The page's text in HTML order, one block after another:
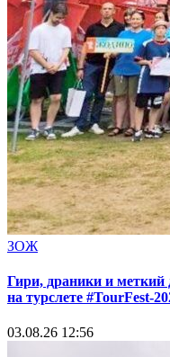
ЗОЖ
Гири, драники и меткий
на турслете #TourFest-
03.08.26 12:56